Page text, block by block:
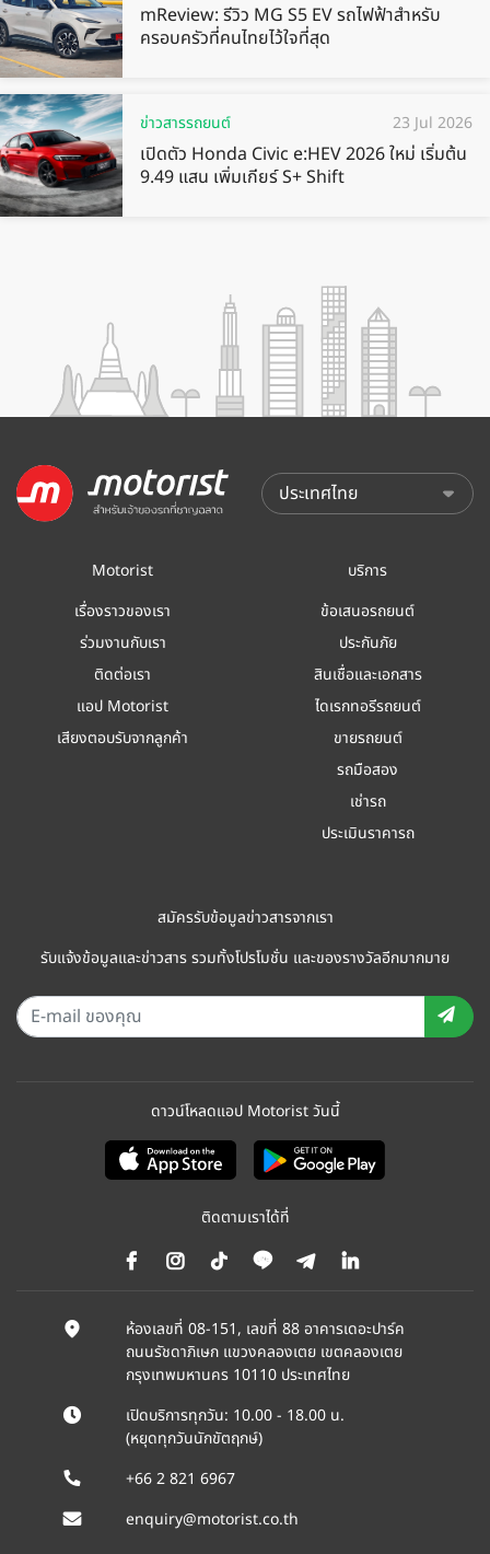
mReview: รีวิว MG S5 EV รถไฟฟ้าสำหรับ
ครอบครัวที่คนไทยไว้ใจที่สุด
ข่าวสารรถยนต์ 23 Jul 2026
เปิดตัว Honda Civic e:HEV 2026 ใหม่ เริ่มต้น
9.49 แสน เพิ่มเกียร์ S+ Shift
Motorist
เรื่องราวของเรา
ร่วมงานกับเรา
ติดต่อเรา
แอป Motorist
เสียงตอบรับจากลูกค้า
บริการ
ข้อเสนอรถยนต์
ประกันภัย
สินเชื่อและเอกสาร
ไดเรกทอรีรถยนต์
ขายรถยนต์
รถมือสอง
เช่ารถ
ประเมินราคารถ
สมัครรับข้อมูลข่าวสารจากเรา
รับแจ้งข้อมูลและข่าวสาร รวมทั้งโปรโมชั่น และของรางวัลอีกมากมาย
ดาวน์โหลดแอป Motorist วันนี้
ติดตามเราได้ที่
ห้องเลขที่ 08-151, เลขที่ 88 อาคารเดอะปาร์ค
ถนนรัชดาภิเษก แขวงคลองเตย เขตคลองเตย
กรุงเทพมหานคร 10110 ประเทศไทย
เปิดบริการทุกวัน: 10.00 - 18.00 น.
(หยุดทุกวันนักขัตฤกษ์)
+66 2 821 6967
enquiry@motorist.co.th